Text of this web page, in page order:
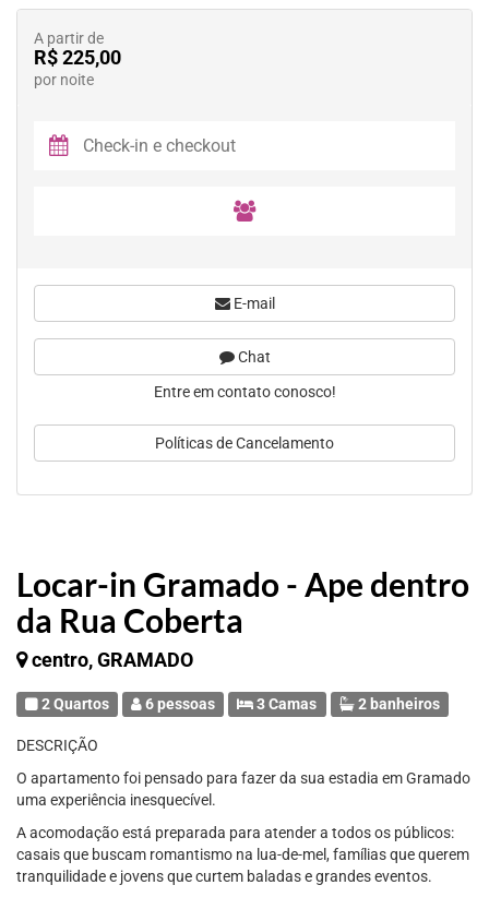
Locar-in Gramado - Ape dentro
da Rua Coberta
centro, GRAMADO
2 Quartos 6 pessoas 3 Camas 2 banheiros
DESCRIÇÃO
O apartamento foi pensado para fazer da sua estadia em Gramado
uma experiência inesquecível.
A acomodação está preparada para atender a todos os públicos:
casais que buscam romantismo na lua-de-mel, famílias que querem
tranquilidade e jovens que curtem baladas e grandes eventos.
A partir de
R$ 225,00
por noite
E-mail
Chat
Entre em contato conosco!
Políticas de Cancelamento